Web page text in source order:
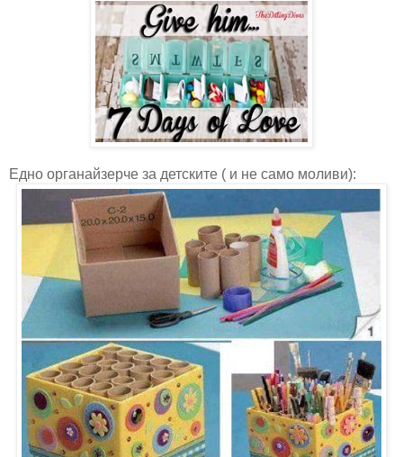
Едно органайзерче за детските ( и не само моливи):